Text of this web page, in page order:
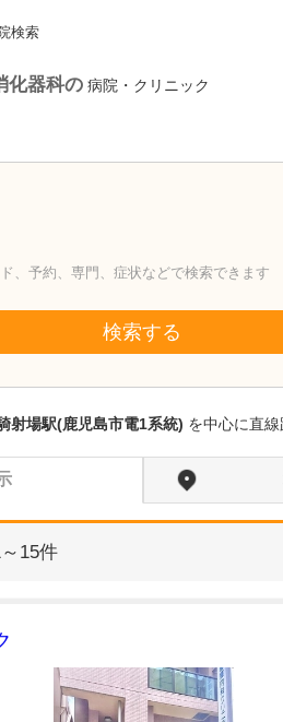
検索
化器科の 病院・クリニック
、予約、専門、症状などで検索できます
検索する
射場駅(鹿児島市電1系統) を中心に直
15件
埼玉県桶
桶川中央
内視
一概に
がある方
康診断で
受け…